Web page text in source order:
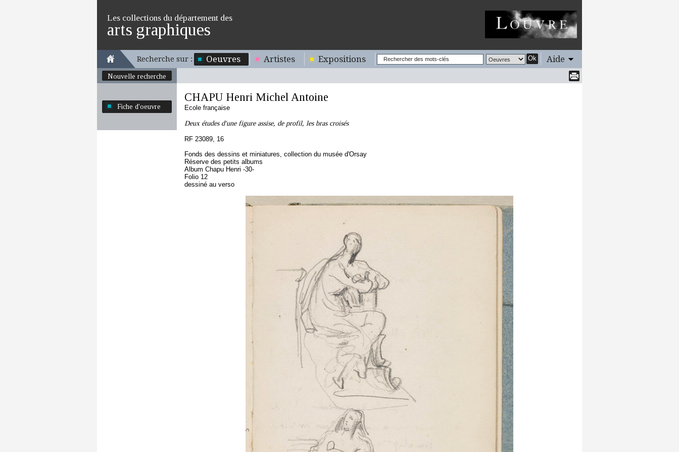
Les collections du département des
arts graphiques
Recherche sur : Oeuvres Artistes Expositions Ok Aide
Nouvelle recherche
Fiche d'oeuvre
CHAPU Henri Michel Antoine
Ecole française
Deux études d'une figure assise, de profil, les bras croisés
RF 23089, 16
Fonds des dessins et miniatures, collection du musée d'Orsay
Réserve des petits albums
Album Chapu Henri -30-
Folio 12
dessiné au verso